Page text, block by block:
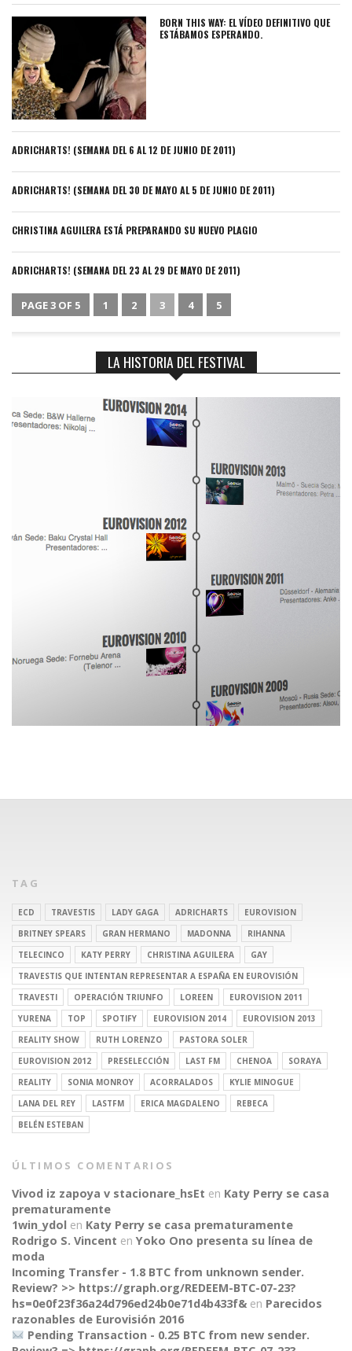
BORN THIS WAY: EL VÍDEO DEFINITIVO QUE
ESTÁBAMOS ESPERANDO.
ADRICHARTS! (SEMANA DEL 6 AL 12 DE JUNIO DE 2011)
ADRICHARTS! (SEMANA DEL 30 DE MAYO AL 5 DE JUNIO DE 2011)
CHRISTINA AGUILERA ESTÁ PREPARANDO SU NUEVO PLAGIO
ADRICHARTS! (SEMANA DEL 23 AL 29 DE MAYO DE 2011)
PAGE 3 OF 5 1 2 3 4 5
LA HISTORIA DEL FESTIVAL
TAG
ECD TRAVESTIS LADY GAGA ADRICHARTS
EUROVISION
BRITNEY SPEARS
GRAN HERMANO MADONNA
RIHANNA
TELECINCO
KATY PERRY CHRISTINA AGUILERA
GAY
TRAVESTIS QUE INTENTAN REPRESENTAR A ESPAÑA EN EUROVISIÓN
TRAVESTI
OPERACIÓN TRIUNFO LOREEN
EUROVISION 2011
YURENA
TOP SPOTIFY EUROVISION 2014
EUROVISION 2013
REALITY SHOW
RUTH LORENZO
PASTORA SOLER
EUROVISION 2012
PRESELECCIÓN LAST FM CHENOA
SORAYA
REALITY
SONIA MONROY ACORRALADOS
KYLIE MINOGUE
LANA DEL REY
LASTFM ERICA MAGDALENO
REBECA
BELÉN ESTEBAN
ÚLTIMOS COMENTARIOS
Vivod iz zapoya v stacionare_hsEt en Katy Perry se casa
prematuramente
1win_ydol en Katy Perry se casa prematuramente
Rodrigo S. Vincent en Yoko Ono presenta su línea de
moda
Incoming Transfer - 1.8 BTC from unknown sender.
Review? >> https://graph.org/REDEEM-BTC-07-23?
hs=0e0f23f36a24d796ed24b0e71d4b433f& en Parecidos
razonables de Eurovisión 2016
Pending Transaction - 0.25 BTC from new sender.